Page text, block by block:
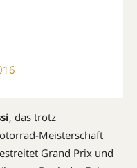
, das trotz
Meisterschaft
Grand Prix und